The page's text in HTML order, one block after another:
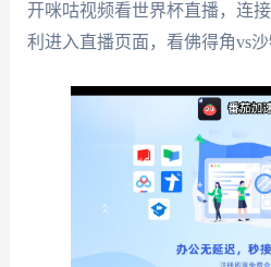
开咪咕视频看世界杯直播，连接
利进入直播页面，看佛得角vs